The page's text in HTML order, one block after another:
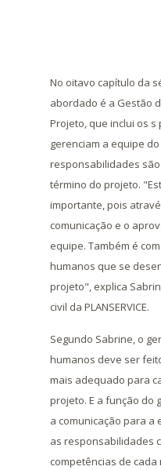
No oitavo capítulo da
abordado é a Gestão
Projeto, que inclui os
gerenciam a equipe
responsabilidades
término do projeto.
importante, pois
comunicação e o
equipe. Também é
humanos que se
projeto", explica
civil da PLANSERVICE.
Segundo Sabrine, o
humanos deve ser
mais adequado para
projeto. E a função do
a comunicação para
as responsabilidades
competências de